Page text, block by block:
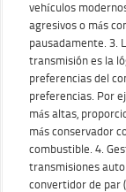
vehículos
agresivos o más
pausadamente. 3.
transmisión es la
preferencias del
preferencias. Por
más altas,
más conservador
combustible. 4.
transmisiones
convertidor de par